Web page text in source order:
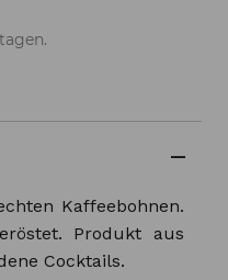
Kaffeebohnen.
Produkt aus
Cocktails.